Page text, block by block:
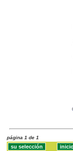
página 1 de 1